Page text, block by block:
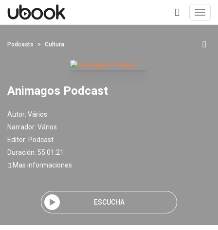
+
Podcasts Cultura
Animagos Podcast
Autor: Vários
Narrador: Vários
Editor: Podcast
Duración: 55:01:21
Mas informaciones
ESCUCHA